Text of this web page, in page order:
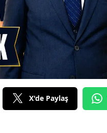
Denizli
Diyarbakır
Elazığ
Erzincan
X'de Paylaş